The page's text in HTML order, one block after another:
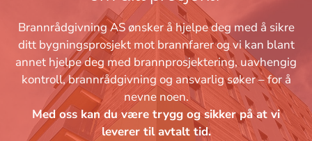
Brannrådgivning AS ønsker å hjelpe deg med å sikre
ditt bygningsprosjekt mot brannfarer og vi kan blant
annet hjelpe deg med brannprosjektering, uavhengig
kontroll, brannrådgivning og ansvarlig søker – for å
nevne noen.
Med oss kan du være trygg og sikker på at vi
leverer til avtalt tid.